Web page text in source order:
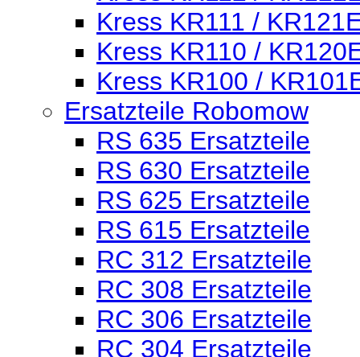
Kress KR111 /
Kress KR110 /
Kress KR100 /
Ersatzteile Robomow
RS 635 Ersatzteile
RS 630 Ersatzteile
RS 625 Ersatzteile
RS 615 Ersatzteile
RC 312 Ersatzteile
RC 308 Ersatzteile
RC 306 Ersatzteile
RC 304 Ersatzteile